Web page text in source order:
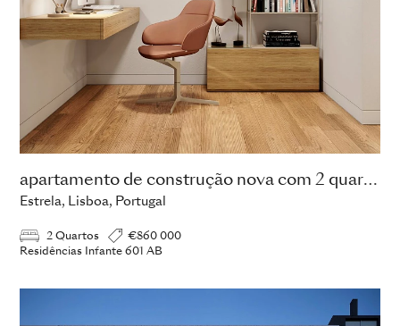
apartamento de construção nova com 2 quartos
Estrela, Lisboa, Portugal
2 Quartos
€860 000
Residências Infante 601 AB